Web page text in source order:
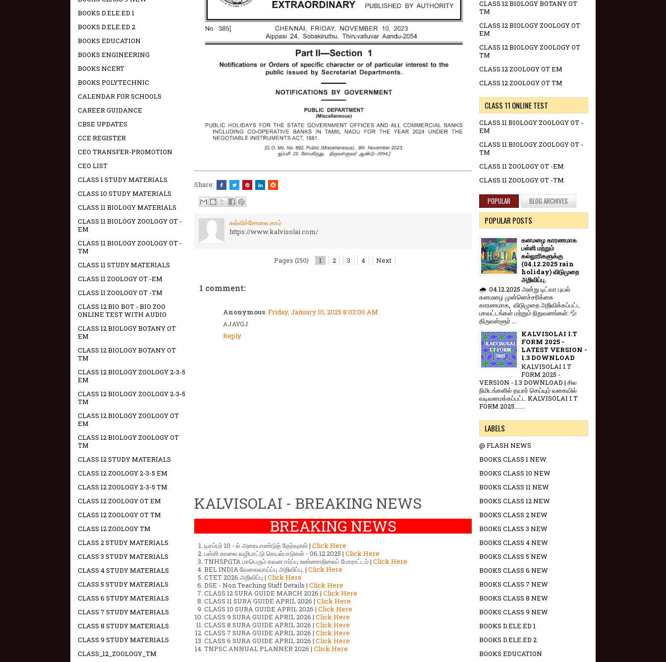
Share:
கல்விச்சோலை.காம்
https://www.kalvisolai.com/
Pages (150) 1 2 3 4 Next
1 comment:
Anonymous Friday, January 10, 2025 8:03:00 AM
AJAYGJ
Reply
KALVISOLAI - BREAKING NEWS
BREAKING NEWS
டிசம்பர் 10 - ல் அரையாண்டுத் தேர்வுகள் | Click Here
பள்ளி காலை வழிபாட்டு செயல்பாடுகள் - 06.12.2025 | Click Here
TNHSPGTA மாபெரும் கவன ஈர்ப்பு உண்ணாநிலைப் போராட்டம் | Click Here
BEL INDIA வேலைவாய்ப்பு அறிவிப்பு. | Click Here
CTET 2026 அறிவிப்பு | Click Here
DSE - Non Teaching Staff Details | Click Here
CLASS 12 SURA GUIDE MARCH 2026 | Click Here
CLASS 11 SURA GUIDE APRIL 2026 | Click Here
CLASS 10 SURA GUIDE APRIL 2026 | Click Here
CLASS 9 SURA GUIDE APRIL 2026 | Click Here
CLASS 8 SURA GUIDE APRIL 2026 | Click Here
CLASS 7 SURA GUIDE APRIL 2026 | Click Here
CLASS 6 SURA GUIDE APRIL 2026 | Click Here
TNPSC ANNUAL PLANNER 2026 | Click Here
BOOKS D.ELE.ED 1
BOOKS D.ELE.ED 2
BOOKS EDUCATION
BOOKS ENGINEERING
BOOKS NCERT
BOOKS POLYTECHNIC
CALENDAR FOR SCHOOLS
CAREER GUIDANCE
CBSE UPDATES
CCE REGISTER
CEO TRANSFER-PROMOTION
CEO LIST
CLASS 1 STUDY MATERIALS
CLASS 10 STUDY MATERIALS
CLASS 11 BIOLOGY MATERIALS
CLASS 11 BIOLOGY ZOOLOGY OT -
EM
CLASS 11 BIOLOGY ZOOLOGY OT -
TM
CLASS 11 STUDY MATERIALS
CLASS 11 ZOOLOGY OT -EM
CLASS 11 ZOOLOGY OT -TM
CLASS 12 BIO BOT - BIO ZOO
ONLINE TEST WITH AUDIO
CLASS 12 BIOLOGY BOTANY OT
EM
CLASS 12 BIOLOGY BOTANY OT
TM
CLASS 12 BIOLOGY ZOOLOGY 2-3-5
EM
CLASS 12 BIOLOGY ZOOLOGY 2-3-5
TM
CLASS 12 BIOLOGY ZOOLOGY OT
EM
CLASS 12 BIOLOGY ZOOLOGY OT
TM
CLASS 12 STUDY MATERIALS
CLASS 12 ZOOLOGY 2-3-5 EM
CLASS 12 ZOOLOGY 2-3-5 TM
CLASS 12 ZOOLOGY OT EM
CLASS 12 ZOOLOGY OT TM
CLASS 12 ZOOLOGY TM
CLASS 2 STUDY MATERIALS
CLASS 3 STUDY MATERIALS
CLASS 4 STUDY MATERIALS
CLASS 5 STUDY MATERIALS
CLASS 6 STUDY MATERIALS
CLASS 7 STUDY MATERIALS
CLASS 8 STUDY MATERIALS
CLASS 9 STUDY MATERIALS
CLASS_12_ZOOLOGY_TM
CLASS 12 BIOLOGY BOTANY OT
TM
CLASS 12 BIOLOGY ZOOLOGY OT
EM
CLASS 12 BIOLOGY ZOOLOGY OT
TM
CLASS 12 ZOOLOGY OT EM
CLASS 12 ZOOLOGY OT TM
CLASS 11 ONLINE TEST
CLASS 11 BIOLOGY ZOOLOGY OT -
EM
CLASS 11 BIOLOGY ZOOLOGY OT -
TM
CLASS 11 ZOOLOGY OT -EM
CLASS 11 ZOOLOGY OT -TM
POPULAR BLOG ARCHIVES
POPULAR POSTS
கனமழை காரணமாக
பள்ளி மற்றும்
கல்லூரிகளுக்கு
(04.12.2025 rain
holiday) விடுமுறை
அறிவிப்பு.
🌧️ 04.12.2025 அன்று டிட்வா புயல்
கனமழை முன்னெச்சரிக்கை
காரணமாக, விடுமுறை அறிவிக்கப்பட்ட
மாவட்டங்கள் மற்றும் நிறுவனங்கள்: 💦
திருவள்ளூர் ...
KALVISOLAI I.T
FORM 2025 -
LATEST VERSION -
1.3 DOWNLOAD
KALVISOLAI I.T
FORM 2025 -
VERSION - 1.3 DOWNLOAD | சில
நிமிடங்களில் தயார் செய்யும் வகையில்
வடிவமைக்கப்பட்ட KALVISOLAI I.T
FORM 2025.......
LABELS
@ FLASH NEWS
BOOKS CLASS 1 NEW
BOOKS CLASS 10 NEW
BOOKS CLASS 11 NEW
BOOKS CLASS 12 NEW
BOOKS CLASS 2 NEW
BOOKS CLASS 3 NEW
BOOKS CLASS 4 NEW
BOOKS CLASS 5 NEW
BOOKS CLASS 6 NEW
BOOKS CLASS 7 NEW
BOOKS CLASS 8 NEW
BOOKS CLASS 9 NEW
BOOKS D.ELE.ED 1
BOOKS D.ELE.ED 2
BOOKS EDUCATION